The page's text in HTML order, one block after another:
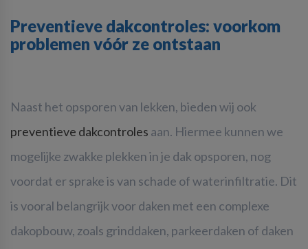
Preventieve dakcontroles: voorkom
problemen vóór ze ontstaan
Naast het opsporen van lekken, bieden wij ook
preventieve dakcontroles aan. Hiermee kunnen we
mogelijke zwakke plekken in je dak opsporen, nog
voordat er sprake is van schade of waterinfiltratie. Dit
is vooral belangrijk voor daken met een complexe
dakopbouw, zoals grinddaken, parkeerdaken of daken